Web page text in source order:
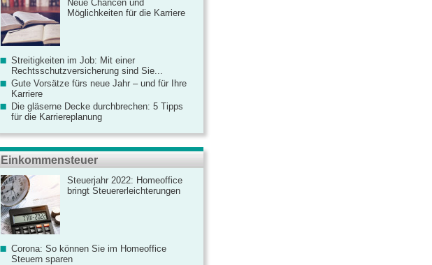
Neue Chancen und
Möglichkeiten für die Karriere
Streitigkeiten im Job: Mit einer
Rechtsschutzversicherung sind Sie...
Gute Vorsätze fürs neue Jahr – und für Ihre
Karriere
Die gläserne Decke durchbrechen: 5 Tipps
für die Karriereplanung
Einkommensteuer
Steuerjahr 2022: Homeoffice
bringt Steuererleichterungen
Corona: So können Sie im Homeoffice
Steuern sparen